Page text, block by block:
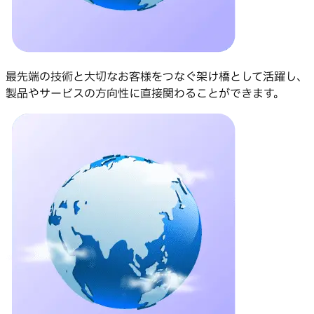
最先端の技術と大切なお客様をつなぐ架け橋として活躍し、
製品やサービスの方向性に直接関わることができます。